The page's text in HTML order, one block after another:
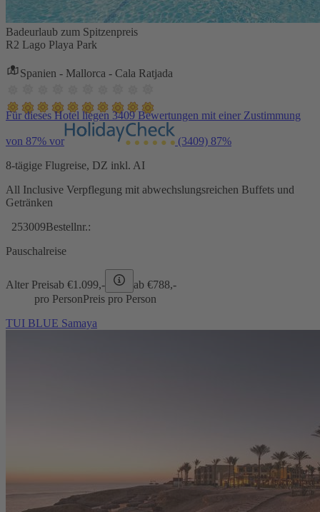
Badeurlaub zum Spitzenpreis
R2 Lago Playa Park
Spanien - Mallorca - Cala Ratjada
Für dieses Hotel liegen 3409 Bewertungen mit einer Zustimmung
von 87% vor (3409) 87%
8-tägige Flugreise, DZ inkl. AI
All Inclusive Verpflegung mit abwechslungsreichen Buffets und
Getränken
253009Bestellnr.:
Pauschalreise
Alter Preisab €1.099,- ab €788,-
pro PersonPreis pro Person
TUI BLUE Samaya